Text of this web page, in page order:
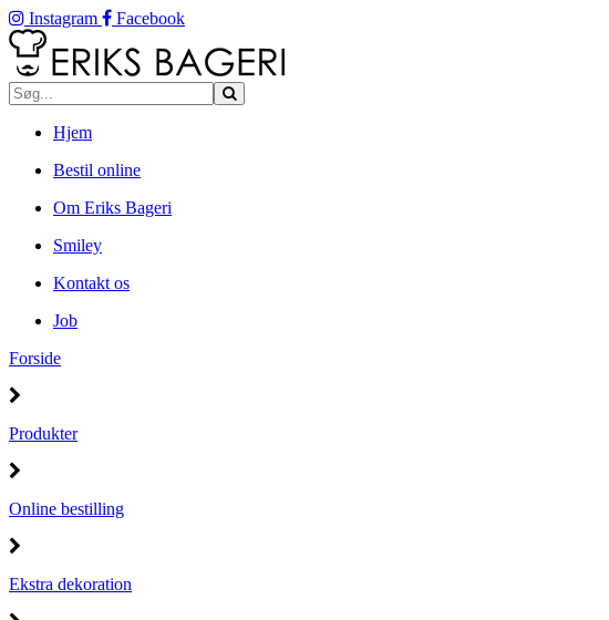
Instagram Facebook
Hjem
Bestil online
Om Eriks Bageri
Smiley
Kontakt os
Job
Forside
Produkter
Online bestilling
Ekstra dekoration